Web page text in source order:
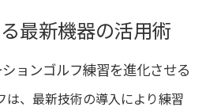
最新機器の活用術
ョンゴルフ練習を進化させる
は、最新技術の導入により練習